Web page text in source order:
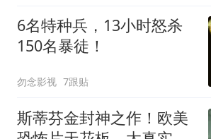
6名特种兵，13小时怒杀
150名暴徒！
勿念影视 7跟贴
斯蒂芬金封神之作！欧美